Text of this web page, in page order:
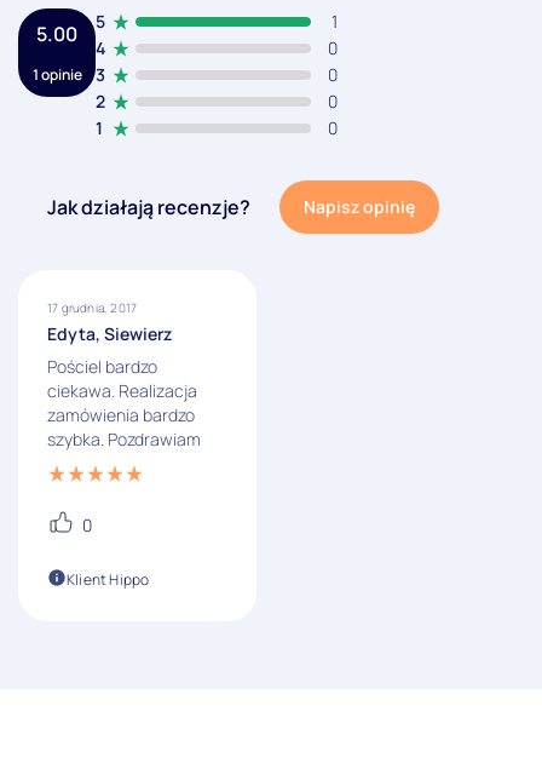
5.00
1 opinie
1 0
2 0
3 0
4 0
5 1
Jak działają recenzje? Napisz opinię
17 grudnia, 2017
Edyta, Siewierz
Pościel bardzo
ciekawa. Realizacja
zamówienia bardzo
szybka. Pozdrawiam
0
Klient Hippo